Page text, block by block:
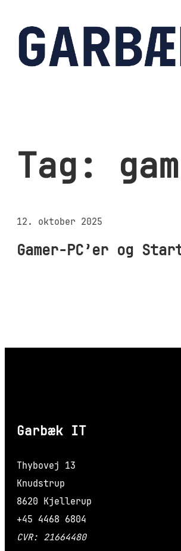
indhold
Tag:
12. oktober 2025
Gamer-PC’er og
Garbæk IT
Thybovej 13
Knudstrup
8620 Kjellerup
+45 4468 6804
CVR: 21664480